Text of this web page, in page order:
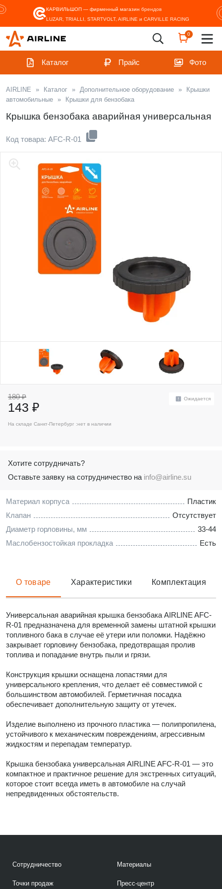
КАРВИЛЬШОП — фирменный магазин брендов
LUZAR, TRIALLI, STARTVOLT, AIRLINE и CARVILLE RACING
0
Каталог Прайс Фото
AIRLINE » Каталог » Дополнительное оборудование »
Крышки
автомобильные » Крышки для бензобака
Крышка бензобака аварийная универсальная
Код товара: AFC-R-01
Материал корпуса
Пластик
Клапан
Отсутствует
Диаметр горловины, мм
33-44
Маслобензостойкая прокладка
Есть
180 ₽
143 ₽
Ожидается
На складе Санкт-Петербург :нет в наличии
Хотите сотрудничать?
Оставьте заявку на сотрудничество на info@airline.su
О товаре Характеристики Комплектация
Универсальная аварийная крышка бензобака AIRLINE AFC-
R-01 предназначена для временной замены штатной крышки
топливного бака в случае её утери или поломки. Надёжно
закрывает горловину бензобака, предотвращая пролив
топлива и попадание внутрь пыли и грязи.
Конструкция крышки оснащена лопастями для
универсального крепления, что делает её совместимой с
большинством автомобилей. Герметичная посадка
обеспечивает дополнительную защиту от утечек.
Изделие выполнено из прочного пластика — полипропилена,
устойчивого к механическим повреждениям, агрессивным
жидкостям и перепадам температур.
Крышка бензобака универсальная AIRLINE AFC-R-01 — это
компактное и практичное решение для экстренных ситуаций,
которое стоит всегда иметь в автомобиле на случай
непредвиденных обстоятельств.
Сотрудничество
Точки продаж
Материалы
Пресс-центр